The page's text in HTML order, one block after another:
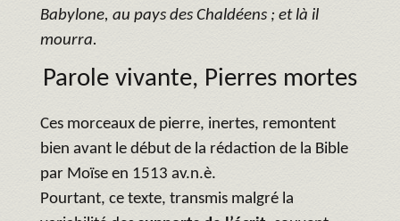
Babylone, au pays des Chaldéens ; et là il
mourra.
Parole vivante, Pierres mortes
Ces morceaux de pierre, inertes, remontent
bien avant le début de la rédaction de la Bible
par Moïse en 1513 av.n.è.
Pourtant, ce texte, transmis malgré la